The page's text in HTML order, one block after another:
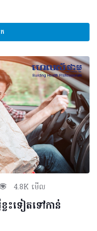
4.8K មើល
ខ្លះទៀតទៅកាន់